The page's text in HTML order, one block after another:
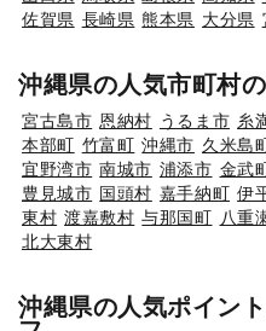
佐賀県 長崎県 熊本県 大分県
沖縄県の人気市町村
宮古島市 恩納村 うるま市 糸
本部町 竹富町 沖縄市 久米島
宜野湾市 南城市 浦添市 金武
豊見城市 国頭村 嘉手納町 伊
東村 渡嘉敷村 与那国町 八重
北大東村
沖縄県の人気ポイン